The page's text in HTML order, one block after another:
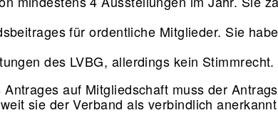
für ordentliche Mitglieder. Sie
des LVBG, allerdings kein Stimmrecht.
auf Mitgliedschaft muss der
sie der Verband als verbindlich